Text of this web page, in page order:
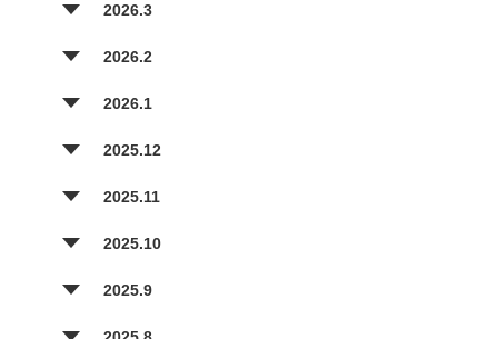
2026.3
2026.2
2026.1
2025.12
2025.11
2025.10
2025.9